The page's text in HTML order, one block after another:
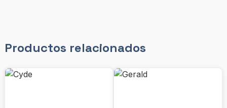
Productos relacionados